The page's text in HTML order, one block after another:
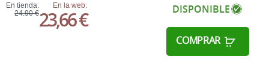
En tienda:
24,90 €
En la web:
23,66 € DISPONIBLE
COMPRAR